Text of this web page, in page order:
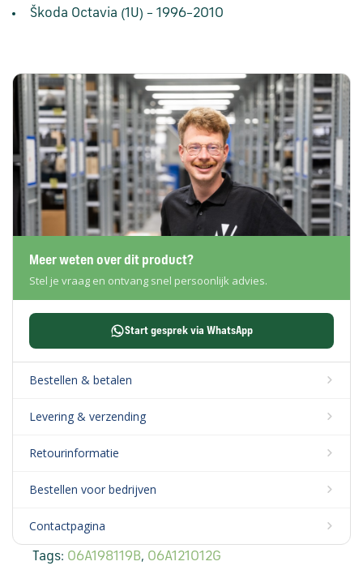
Škoda Octavia (1U) – 1996–2010
Meer weten over dit product?
Stel je vraag en ontvang snel persoonlijk advies.
Start gesprek via WhatsApp
Bestellen & betalen
Levering & verzending
Retourinformatie
Bestellen voor bedrijven
Contactpagina
Tags: 06A198119B, 06A121012G